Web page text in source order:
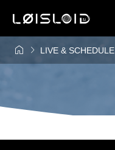
  LIVE & SCHEDULE